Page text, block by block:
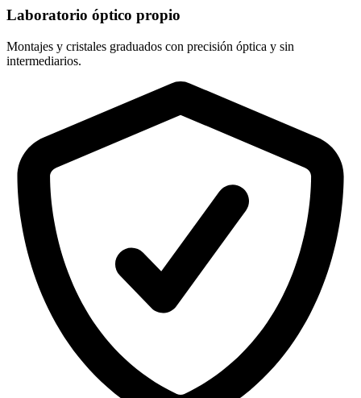
Laboratorio óptico propio
Montajes y cristales graduados con precisión óptica y sin
intermediarios.